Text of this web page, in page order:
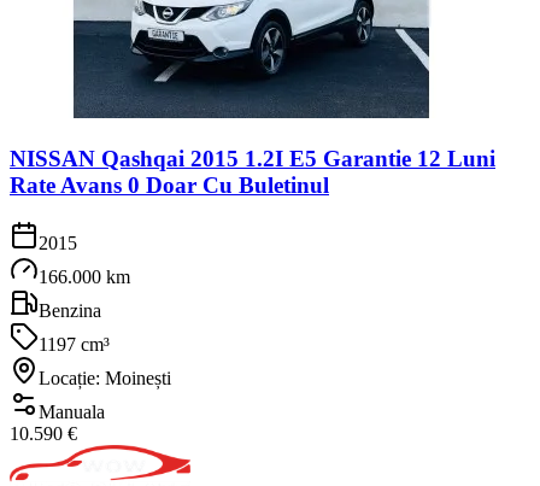
NISSAN Qashqai 2015 1.2I E5 Garantie 12 Luni
Rate Avans 0 Doar Cu Buletinul
2015
166.000 km
Benzina
1197 cm³
Locație: Moinești
Manuala
10.590 €